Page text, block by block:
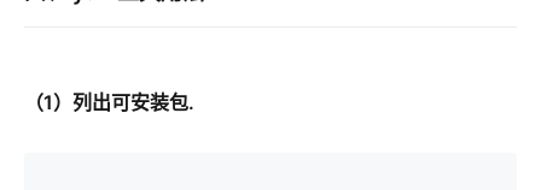
（1）列出可安装包.